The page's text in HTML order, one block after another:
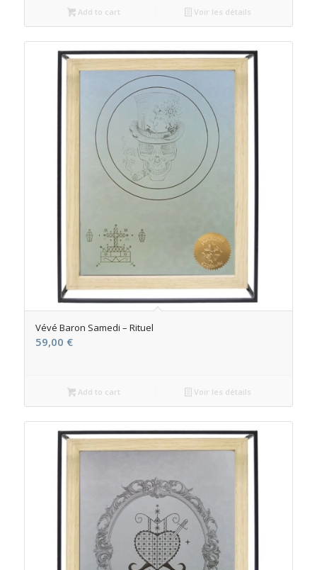
Add to cart Voir les détails
Vévé Baron Samedi – Rituel
59,00 €
Add to cart Voir les détails